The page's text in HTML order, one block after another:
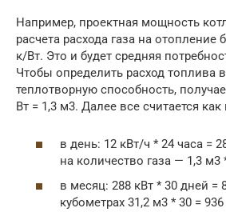
Например, проектная мощность
расчета расхода газа на отопление
к/Вт. Это и будет средняя
Чтобы определить расход топлива
теплотворную способность,
Вт = 1,3 м3. Далее все считается
в день: 12 кВт/ч * 24 часа =
на количество газа — 1,3 м3
в месяц: 288 кВт * 30 дней =
кубометрах 31,2 м3 * 30 =